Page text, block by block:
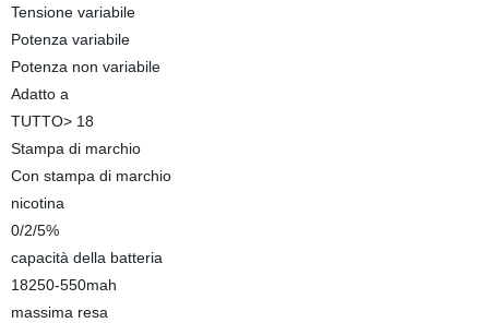
Tensione variabile
Potenza variabile
Potenza non variabile
Adatto a
TUTTO> 18
Stampa di marchio
Con stampa di marchio
nicotina
0/2/5%
capacità della batteria
18250-550mah
massima resa